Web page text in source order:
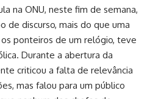
na ONU, neste fim de semana,
de discurso, mais do que uma
ponteiros de um relógio, teve
Durante a abertura da
criticou a falta de relevância
mas falou para um público